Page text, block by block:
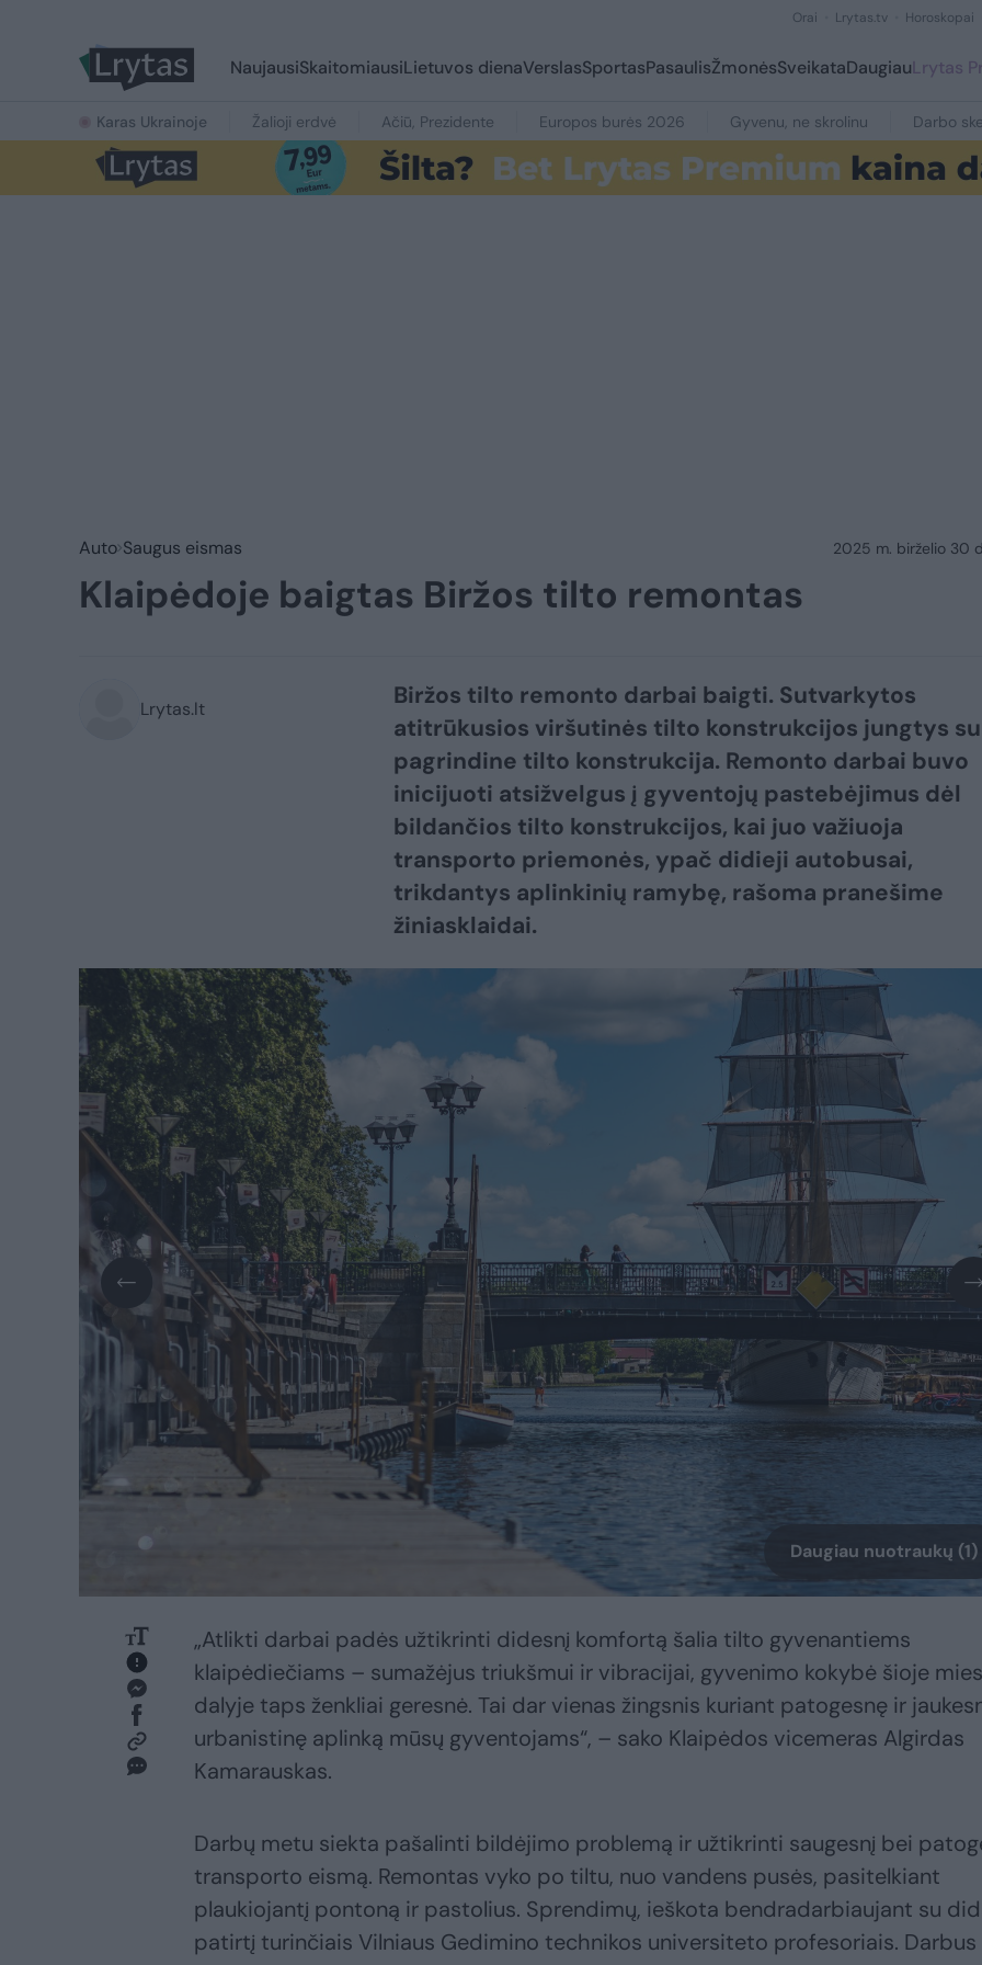
Orai Lrytas.tv Horoskopai
NaujausiSkaitomiausiLietuvos dienaVerslasSportasPasaulisŽmonėsSveikataDaugiauLrytas
Karas Ukrainoje Žalioji erdvė Ačiū, Prezidente Europos burės 2026 Gyvenu, ne skrolinu Darbo
Auto Saugus eismas 2025 m. birželio 30
Klaipėdoje baigtas Biržos tilto remontas
Lrytas.lt
Biržos tilto remonto darbai baigti. Sutvarkytos
atitrūkusios viršutinės tilto konstrukcijos jungtys su
pagrindine tilto konstrukcija. Remonto darbai buvo
inicijuoti atsižvelgus į gyventojų pastebėjimus dėl
bildančios tilto konstrukcijos, kai juo važiuoja
transporto priemonės, ypač didieji autobusai,
trikdantys aplinkinių ramybę, rašoma pranešime
žiniasklaidai.
Daugiau nuotraukų (1)
„Atlikti darbai padės užtikrinti didesnį komfortą šalia tilto gyvenantiems
klaipėdiečiams – sumažėjus triukšmui ir vibracijai, gyvenimo kokybė šioje
dalyje taps ženkliai geresnė. Tai dar vienas žingsnis kuriant patogesnę ir
urbanistinę aplinką mūsų gyventojams“, – sako Klaipėdos vicemeras Algirdas
Kamarauskas.
Darbų metu siekta pašalinti bildėjimo problemą ir užtikrinti saugesnį bei
transporto eismą. Remontas vyko po tiltu, nuo vandens pusės, pasitelkiant
plaukiojantį pontoną ir pastolius. Sprendimų, ieškota bendradarbiaujant su
patirtį turinčiais Vilniaus Gedimino technikos universiteto profesoriais. Darbus